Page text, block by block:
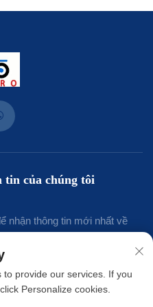
tin của chúng tôi
nhận thông tin mới nhất về
Đăng ký
provide our services. If you
Personalize cookies.